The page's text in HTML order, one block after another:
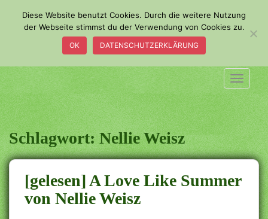
o
m
a
i
n
c
o
n
t
e
n
Schlagwort:Nellie Weisz
[gelesen] A Love Like Summer
von Nellie Weisz
Diese Website benutzt Cookies. Durch die weitere Nutzung
der Webseite stimmst du der Verwendung von Cookies zu.
OK DATENSCHUTZERKLÄRUNG